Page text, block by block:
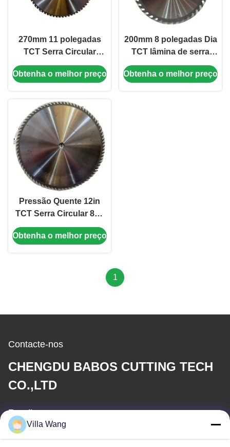
270mm 11 polegadas
TCT Serra Circular
Lâmina Para Metal Metal
Corte Serra Circular
Obtenha o melhor preço
200mm 8 polegadas Dia
TCT lâmina de serra
circular de carburo de
tungstênio com ponta
Obtenha o melhor preço
Pressão Quente 12in
TCT Serra Circular 80T
300mm Tct Saw Blade
Obtenha o melhor preço
1
Contacte-nos
CHENGDU BABOS CUTTING TECH
CO.,LTD
E-mail
Villa Wang